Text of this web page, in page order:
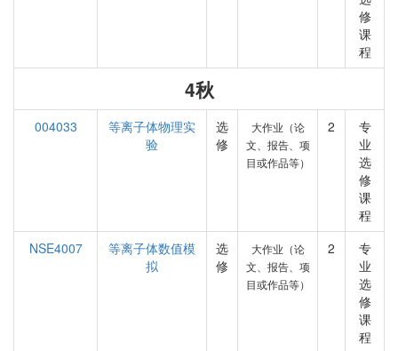
修
课
程
4秋
004033
等离子体物理实
验
选
修
大作业（论
文、报告、项
目或作品等）
2
专
业
选
修
课
程
NSE4007
等离子体数值模
拟
选
修
大作业（论
文、报告、项
目或作品等）
2
专
业
选
修
课
程